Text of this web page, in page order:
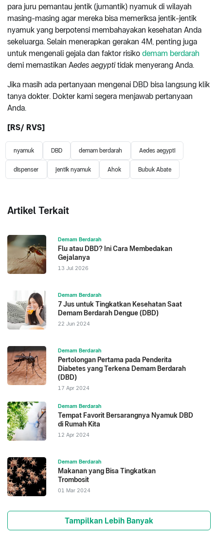
para juru pemantau jentik (jumantik) nyamuk di wilayah
masing-masing agar mereka bisa memeriksa jentik-jentik
nyamuk yang berpotensi membahayakan kesehatan Anda
sekeluarga. Selain menerapkan gerakan 4M, penting juga
untuk mengenali gejala dan faktor risiko demam berdarah
demi memastikan Aedes aegypti tidak menyerang Anda.
Jika masih ada pertanyaan mengenai DBD bisa langsung klik
tanya dokter. Dokter kami segera menjawab pertanyaan
Anda.
[RS/ RVS]
nyamuk DBD demam berdarah Aedes aegypti
dispenser jentik nyamuk Ahok Bubuk Abate
Artikel Terkait
Demam Berdarah
Flu atau DBD? Ini Cara Membedakan
Gejalanya
13 Jul 2026
Demam Berdarah
7 Jus untuk Tingkatkan Kesehatan Saat
Demam Berdarah Dengue (DBD)
22 Jun 2024
Demam Berdarah
Pertolongan Pertama pada Penderita
Diabetes yang Terkena Demam Berdarah
(DBD)
17 Apr 2024
Demam Berdarah
Tempat Favorit Bersarangnya Nyamuk DBD
di Rumah Kita
12 Apr 2024
Demam Berdarah
Makanan yang Bisa Tingkatkan
Trombosit
01 Mar 2024
Tampilkan Lebih Banyak